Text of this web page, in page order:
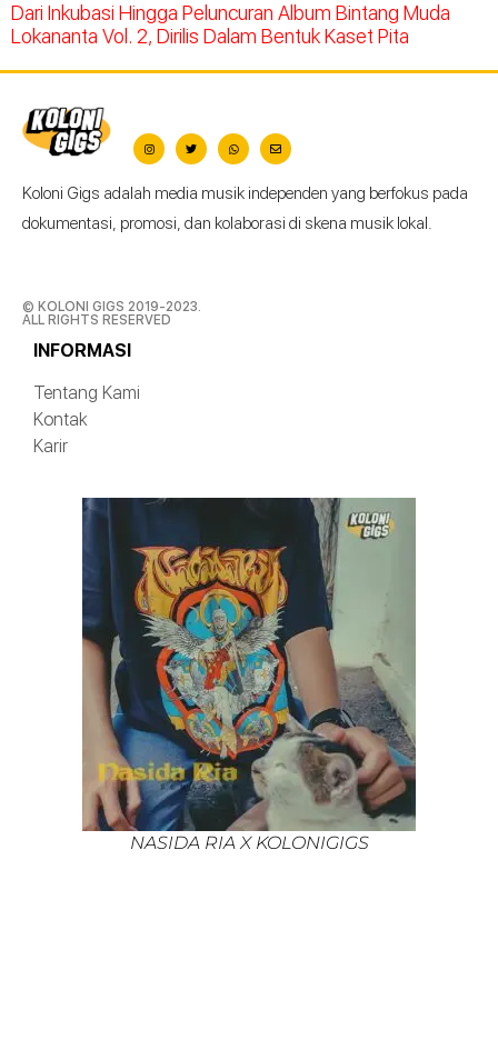
Dari Inkubasi Hingga Peluncuran Album Bintang Muda
Lokananta Vol. 2, Dirilis Dalam Bentuk Kaset Pita
Koloni Gigs adalah media musik independen yang berfokus pada
dokumentasi, promosi, dan kolaborasi di skena musik lokal.
© KOLONI GIGS 2019-2023.
ALL RIGHTS RESERVED
INFORMASI
Tentang Kami
Kontak
Karir
NASIDA RIA X KOLONIGIGS